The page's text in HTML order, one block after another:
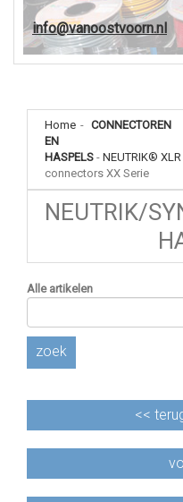
info@vanoostvoorn.nl
Home - CONNECTOREN
EN
HASPELS - NEUTRIK®
connectors XX Serie
NEUTRIK/
Alle artikelen
zoek
<<